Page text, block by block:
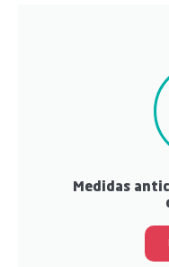
Medidas